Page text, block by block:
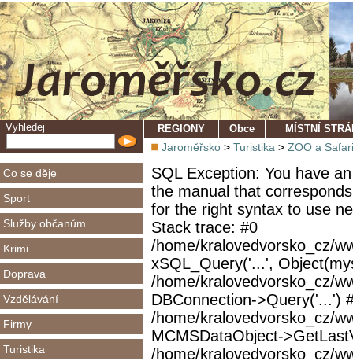
Vyhledej
Co se děje
Sport
Služby občanům
Krimi
Doprava
Vzdělávání
Firmy
Turistika
REGIONY Obce MÍSTNÍ
Jaroměřsko > Turistika > ZOO a Safari
SQL Exception: You have
the manual that
for the right syntax to use
Stack trace: #0
/home/kralovedvorsko_cz/
xSQL_Query('...',
/home/kralovedvorsko_cz/
DBConnection->Query('...')
/home/kralovedvorsko_cz/
MCMSDataObject-
/home/kralovedvorsko_cz/